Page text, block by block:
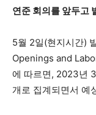
연준 회의를 앞두고
5월 2일(현지시간)
Openings and
에 따르면, 2023년
개로 집계되면서 예